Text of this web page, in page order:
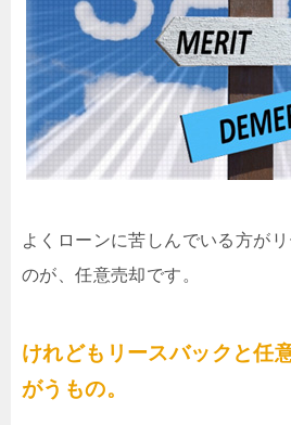
よくローンに苦しんでいる方が
のが、任意売却です。
けれどもリースバックと任
がうもの。